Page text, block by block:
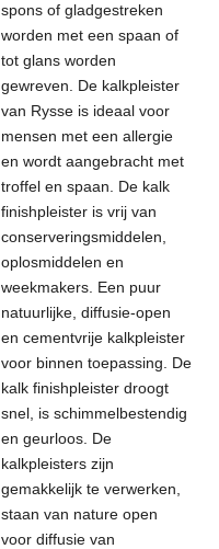
spons of gladgestreken
worden met een spaan of
tot glans worden
gewreven. De kalkpleister
van Rysse is ideaal voor
mensen met een allergie
en wordt aangebracht met
troffel en spaan.
De kalk
finishpleister is vrij van
conserveringsmiddelen,
oplosmiddelen en
weekmakers. Een puur
natuurlijke, diffusie-open
en cementvrije kalkpleister
voor binnen toepassing. De
kalk finishpleister droogt
snel, is schimmelbestendig
en geurloos. De
kalkpleisters zijn
gemakkelijk te verwerken,
staan ​​van nature open
voor diffusie van